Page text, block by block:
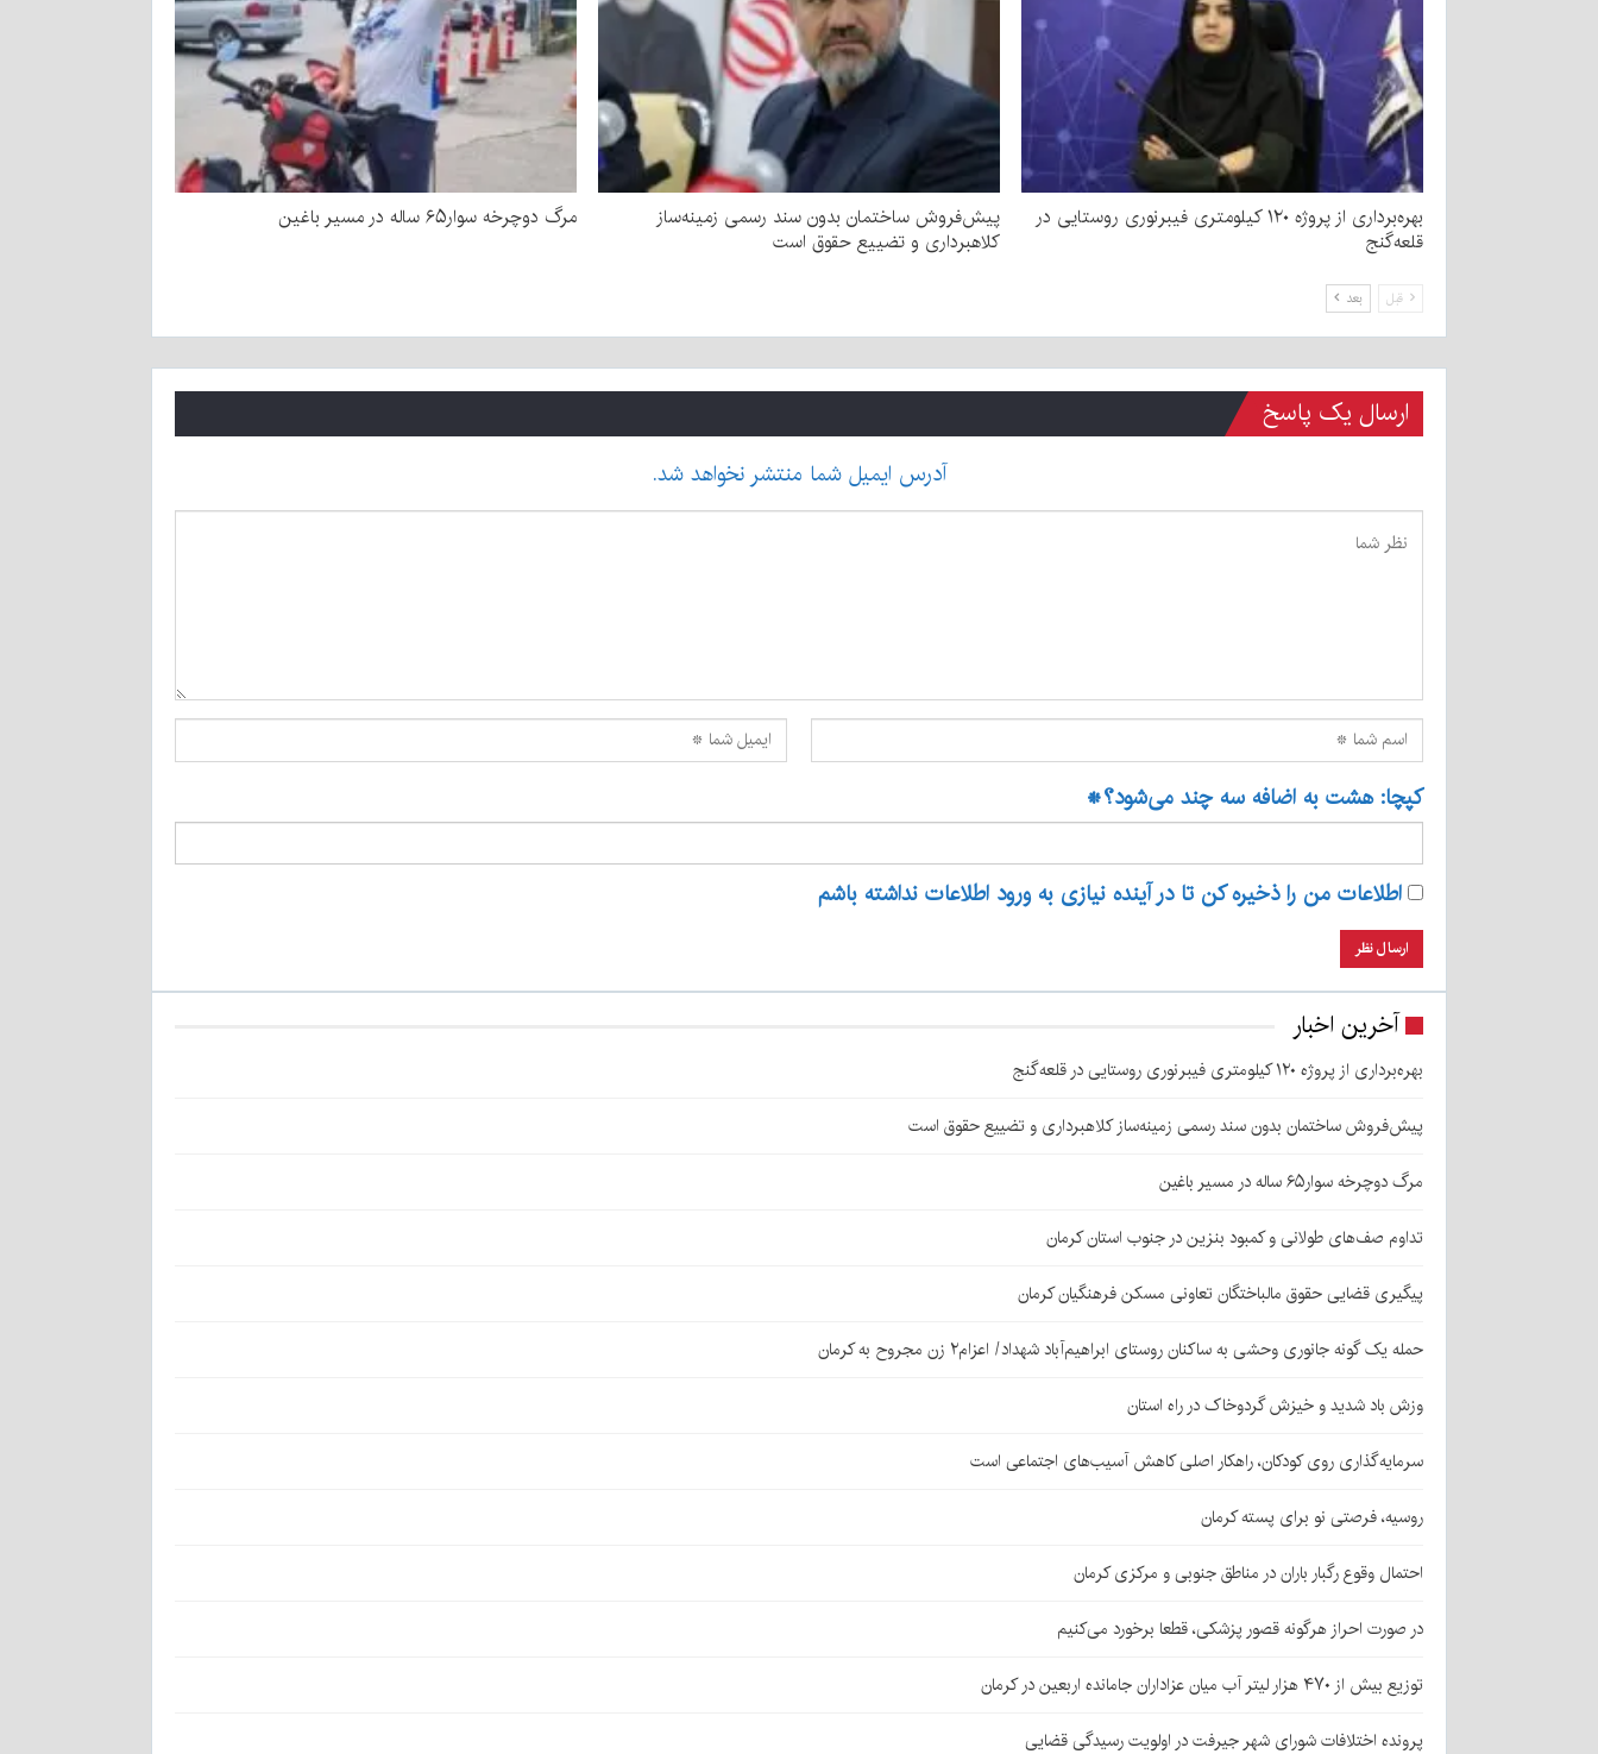
بهره‌برداری از پروژه ۱۲۰ کیلومتری فیبرنوری روستایی در
قلعه‌گنج
پیش‌فروش ساختمان بدون سند رسمی زمینه‌ساز
کلاهبرداری و تضییع حقوق است
مرگ دوچرخه سوار۶۵ ساله در مسیر باغین
قبل بعد
ارسال یک پاسخ
آدرس ایمیل شما منتشر نخواهد شد.
کپچا: هشت به اضافه سه چند می‌شود؟*
اطلاعات من را ذخیره کن تا در آینده نیازی به ورود اطلاعات نداشته باشم
آخرین اخبار
بهره‌برداری از پروژه ۱۲۰ کیلومتری فیبرنوری روستایی در قلعه‌گنج
پیش‌فروش ساختمان بدون سند رسمی زمینه‌ساز کلاهبرداری و تضییع حقوق است
مرگ دوچرخه سوار۶۵ ساله در مسیر باغین
تداوم صف‌های طولانی و کمبود بنزین در جنوب استان کرمان
پیگیری قضایی حقوق مالباختگان تعاونی مسکن فرهنگیان کرمان
حمله یک گونه جانوری وحشی به ساکنان روستای ابراهیم‌آباد شهداد/ اعزام۲ زن مجروح به کرمان
وزش باد شدید و خیزش گردوخاک در راه استان
سرمایه‌گذاری روی کودکان، راهکار اصلی کاهش آسیب‌های اجتماعی است
روسیه، فرصتی نو برای پسته کرمان
احتمال وقوع رگبار باران در مناطق جنوبی و مرکزی کرمان
در صورت احراز هرگونه قصور پزشکی، قطعا برخورد می‌کنیم
توزیع بیش از ۴۷۰ هزار لیتر آب میان عزاداران جامانده اربعین در کرمان
پرونده اختلافات شورای شهر جیرفت در اولویت رسیدگی قضایی